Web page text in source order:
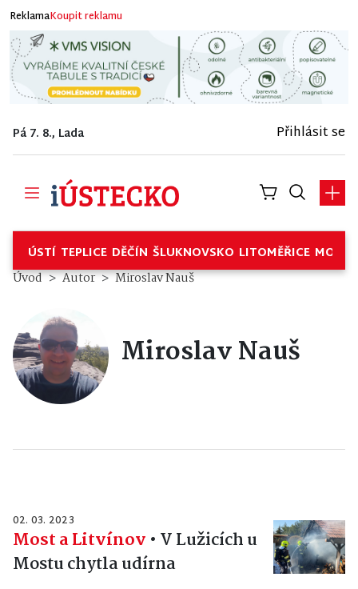
ReklamaKoupit reklamu
Pá 7. 8., Lada Přihlásit se
ÚSTÍ TEPLICE DĚČÍN ŠLUKNOVSKO LITOMĚŘICE
Úvod Autor Miroslav Nauš
Miroslav Nauš
02. 03. 2023
Most a Litvínov • V Lužicích u
Mostu chytla udírna